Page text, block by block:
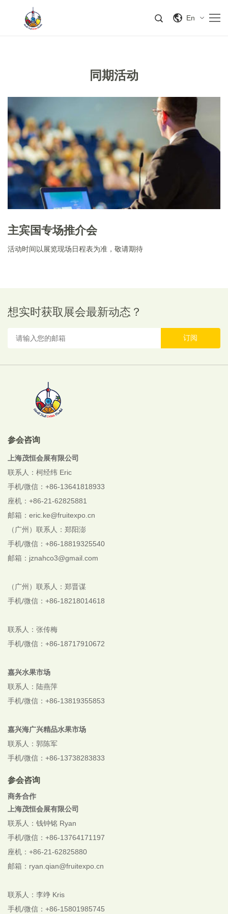
En
同期活动
主宾国专场推介会
活动时间以展览现场日程表为准，敬请期待
想实时获取展会最新动态？
订阅
参会咨询
上海茂恒会展有限公司
联系人：柯经纬 Eric
手机/微信：+86-13641818933
座机：+86-21-62825881
邮箱：eric.ke@fruitexpo.cn
（广州）联系人：郑阳澎
手机/微信：+86-18819325540
邮箱：jznahco3@gmail.com
（广州）联系人：郑晋谋
手机/微信：+86-18218014618
联系人：张传梅
手机/微信：+86-18717910672
嘉兴水果市场
联系人：陆燕萍
手机/微信：+86-13819355853
嘉兴海广兴精品水果市场
联系人：郭陈军
手机/微信：+86-13738283833
参会咨询
商务合作
上海茂恒会展有限公司
联系人：钱钟铭 Ryan
手机/微信：+86-13764171197
座机：+86-21-62825880
邮箱：ryan.qian@fruitexpo.cn
联系人：李竫 Kris
手机/微信：+86-15801985745